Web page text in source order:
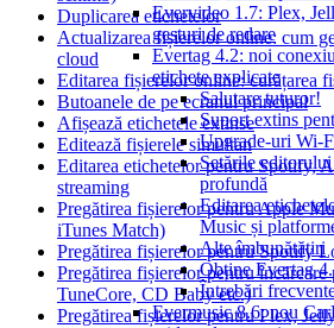
Evervideo 1.7: Plex,
gesturi de redare
Evertag 4.2: noi
etichete explicate
Salutare tuturor!
Suport extins
Upgrade-uri Wi-
Setările
profundă
Editarea
Music și
Alte îmbunătățiri
Obține Evertag
Întrebări
Evermusic 8.6: nou
Duplicarea etichetelor
Actualizarea fișierelor online: cum
cloud
Editarea fișierelor online: curățarea
Butoanele de pe ecranul principal
Afișează etichetele extinse
Editează fișierele simultan
Editarea etichetelor pentru Spotify,
streaming
Pregătirea fișierelor pentru Apple
iTunes Match)
Pregătirea fișierelor pentru Spotify
Pregătirea fișierelor pentru
TuneCore, CD Baby etc.)
Pregătirea fișierelor pentru Plex,